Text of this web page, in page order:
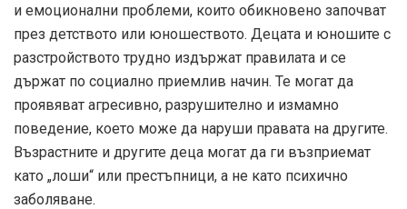
и емоционални проблеми, които обикновено започват
през детството или юношеството. Децата и юношите с
разстройството трудно издържат правилата и се
държат по социално приемлив начин. Те могат да
проявяват агресивно, разрушително и измамно
поведение, което може да наруши правата на другите.
Възрастните и другите деца могат да ги възприемат
като „лоши“ или престъпници, а не като психично
заболяване.